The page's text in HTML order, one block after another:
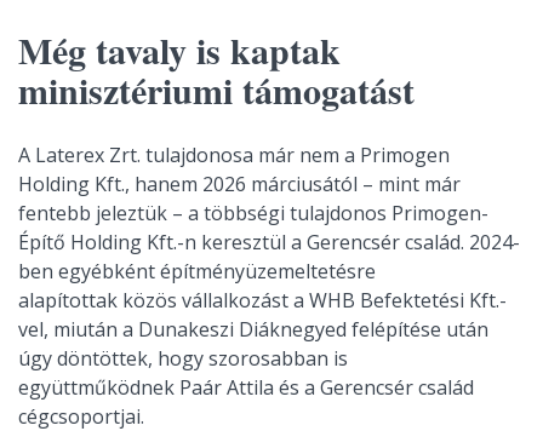
Még tavaly is kaptak
minisztériumi támogatást
A Laterex Zrt. tulajdonosa már nem a Primogen
Holding Kft., hanem 2026 márciusától – mint már
fentebb jeleztük – a többségi tulajdonos Primogen-
Építő Holding Kft.-n keresztül a Gerencsér család. 2024-
ben egyébként építményüzemeltetésre
alapítottak közös vállalkozást a WHB Befektetési Kft.-
vel, miután a Dunakeszi Diáknegyed felépítése után
úgy döntöttek, hogy szorosabban is
együttműködnek Paár Attila és a Gerencsér család
cégcsoportjai.